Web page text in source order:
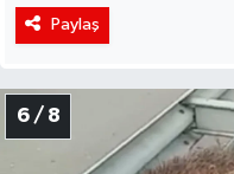
Paylaş
6 / 8